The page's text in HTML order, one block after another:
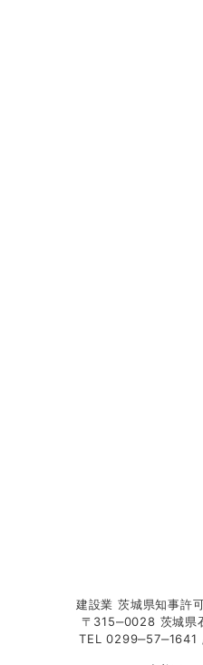
建設業 茨城県知事許
〒315‒0028 茨城県
TEL